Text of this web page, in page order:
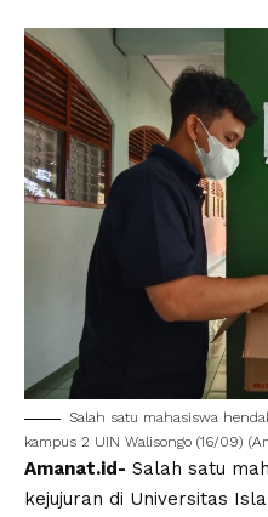
Salah satu mahasiswa
kampus 2 UIN Walisongo (16/09)
Amanat.id- Salah satu
kejujuran di Universitas